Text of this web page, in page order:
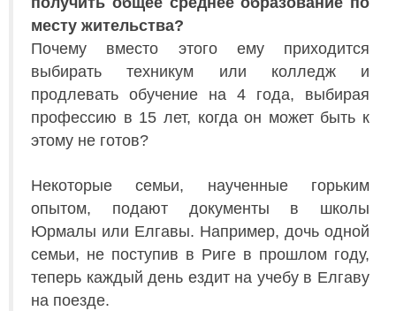
месту жительства?
Почему вместо этого ему приходится
выбирать техникум или колледж и
продлевать обучение на 4 года, выбирая
профессию в 15 лет, когда он может быть к
этому не готов?
Некоторые семьи, наученные горьким
опытом, подают документы в школы
Юрмалы или Елгавы. Например, дочь одной
семьи, не поступив в Риге в прошлом году,
теперь каждый день ездит на учебу в Елгаву
на поезде.